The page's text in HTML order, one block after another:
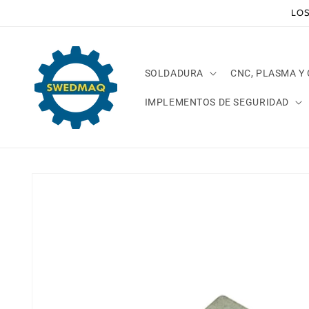
SOLDADURA CNC, PLASMA Y
IMPLEMENTOS DE SEGURIDAD